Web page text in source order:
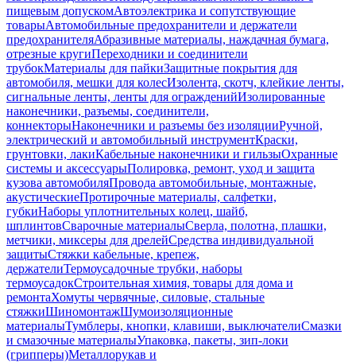
пищевым допускомАвтоэлектрика и сопутствующие
товарыАвтомобильные предохранители и держатели
предохранителяАбразивные материалы, наждачная бумага,
отрезные кругиПереходники и соединители
трубокМатериалы для пайкиЗащитные покрытия для
автомобиля, мешки для колесИзолента, скотч, клейкие ленты,
сигнальные ленты, ленты для огражденийИзолированные
наконечники, разъемы, соединители,
коннекторыНаконечники и разъемы без изоляцииРучной,
электрический и автомобильный инструментКраски,
грунтовки, лакиКабельные наконечники и гильзыОхранные
системы и аксессуарыПолировка, ремонт, уход и защита
кузова автомобиляПровода автомобильные, монтажные,
акустическиеПротирочные материалы, салфетки,
губкиНаборы уплотнительных колец, шайб,
шплинтовСварочные материалыСверла, полотна, плашки,
метчики, миксеры для дрелейСредства индивидуальной
защитыСтяжки кабельные, крепеж,
держателиТермоусадочные трубки, наборы
термоусадокСтроительная химия, товары для дома и
ремонтаХомуты червячные, силовые, стальные
стяжкиШиномонтажШумоизоляционные
материалыТумблеры, кнопки, клавиши, выключателиСмазки
и смазочные материалыУпаковка, пакеты, зип-локи
(грипперы)Металлорукав и